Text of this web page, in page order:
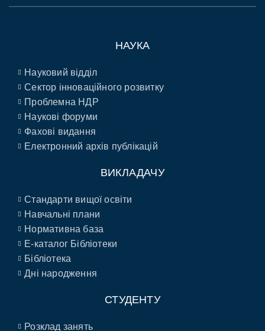
НАУКА
Науковий відділ
Сектор інноваційного розвитку
Проблемна НДР
Наукові форуми
Фахові видання
Електронний архів публікацій
ВИКЛАДАЧУ
Стандарти вищої освіти
Навчальні плани
Нормативна база
E-каталог Бібліотеки
Бібліотека
Дні народження
СТУДЕНТУ
Розклад занять